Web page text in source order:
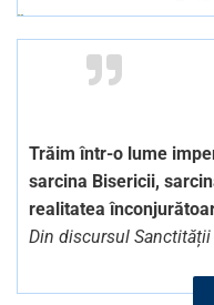
Trăim într-o lume
sarcina Bisericii,
realitatea
Din discursul